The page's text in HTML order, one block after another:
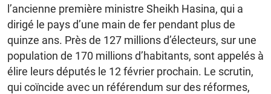
l’ancienne première ministre Sheikh Hasina, qui a
dirigé le pays d’une main de fer pendant plus de
quinze ans. Près de 127 millions d’électeurs, sur une
population de 170 millions d’habitants, sont appelés à
élire leurs députés le 12 février prochain. Le scrutin,
qui coïncide avec un référendum sur des réformes,